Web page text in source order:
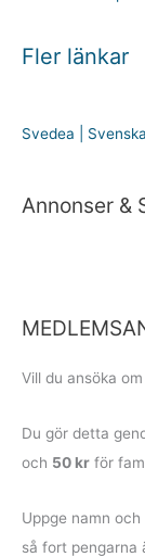
Fler länkar
Svedea |
Annonser &
Vill du ansöka
Du gör detta
och 50 kr för
Uppge namn
så fort pengarna